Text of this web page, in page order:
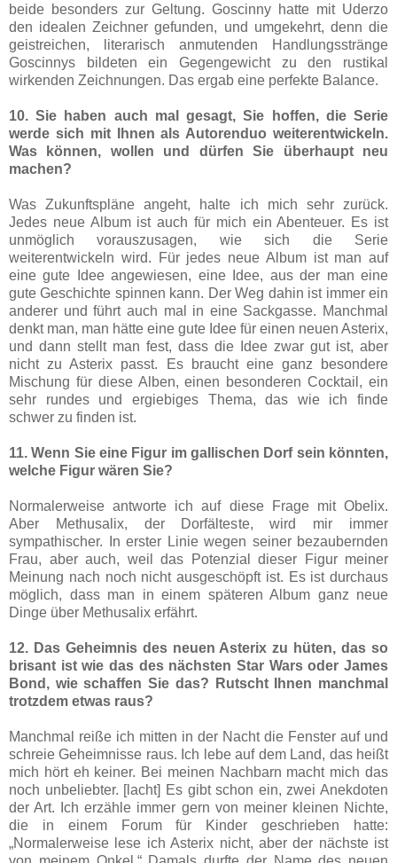
beide besonders zur Geltung. Goscinny hatte mit Uderzo
den idealen Zeichner gefunden, und umgekehrt, denn die
geistreichen, literarisch anmutenden Handlungsstränge
Goscinnys bildeten ein Gegengewicht zu den rustikal
wirkenden Zeichnungen. Das ergab eine perfekte Balance.
10. Sie haben auch mal gesagt, Sie hoffen, die Serie
werde sich mit Ihnen als Autorenduo weiterentwickeln.
Was können, wollen und dürfen Sie überhaupt neu
machen?
Was Zukunftspläne angeht, halte ich mich sehr zurück.
Jedes neue Album ist auch für mich ein Abenteuer. Es ist
unmöglich vorauszusagen, wie sich die Serie
weiterentwickeln wird. Für jedes neue Album ist man auf
eine gute Idee angewiesen, eine Idee, aus der man eine
gute Geschichte spinnen kann. Der Weg dahin ist immer ein
anderer und führt auch mal in eine Sackgasse. Manchmal
denkt man, man hätte eine gute Idee für einen neuen Asterix,
und dann stellt man fest, dass die Idee zwar gut ist, aber
nicht zu Asterix passt. Es braucht eine ganz besondere
Mischung für diese Alben, einen besonderen Cocktail, ein
sehr rundes und ergiebiges Thema, das wie ich finde
schwer zu finden ist.
11. Wenn Sie eine Figur im gallischen Dorf sein könnten,
welche Figur wären Sie?
Normalerweise antworte ich auf diese Frage mit Obelix.
Aber Methusalix, der Dorfälteste, wird mir immer
sympathischer. In erster Linie wegen seiner bezaubernden
Frau, aber auch, weil das Potenzial dieser Figur meiner
Meinung nach noch nicht ausgeschöpft ist. Es ist durchaus
möglich, dass man in einem späteren Album ganz neue
Dinge über Methusalix erfährt.
12. Das Geheimnis des neuen Asterix zu hüten, das so
brisant ist wie das des nächsten Star Wars oder James
Bond, wie schaffen Sie das? Rutscht Ihnen manchmal
trotzdem etwas raus?
Manchmal reiße ich mitten in der Nacht die Fenster auf und
schreie Geheimnisse raus. Ich lebe auf dem Land, das heißt
mich hört eh keiner. Bei meinen Nachbarn macht mich das
noch unbeliebter. [lacht] Es gibt schon ein, zwei Anekdoten
der Art. Ich erzähle immer gern von meiner kleinen Nichte,
die in einem Forum für Kinder geschrieben hatte:
„Normalerweise lese ich Asterix nicht, aber der nächste ist